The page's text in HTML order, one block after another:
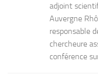
adjoint
Auvergne
responsable
chercheure
conférence